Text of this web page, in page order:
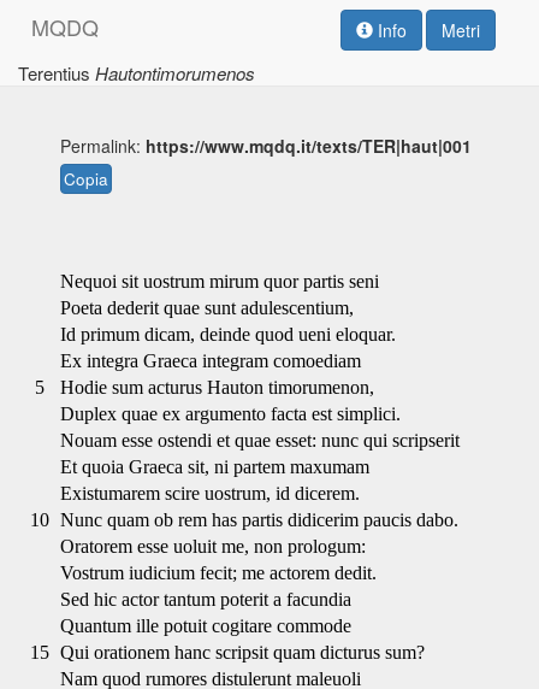
MQDQ Info Metri
Terentius Hautontimorumenos
Permalink: https://www.mqdq.it/texts/TER|haut|001
Copia
Nequoi sit uostrum mirum quor partis seni
Poeta dederit quae sunt adulescentium,
Id primum dicam, deinde quod ueni eloquar.
Ex integra Graeca integram comoediam
5
Hodie sum acturus Hauton timorumenon,
Duplex quae ex argumento facta est simplici.
Nouam esse ostendi et quae esset: nunc qui scripserit
Et quoia Graeca sit, ni partem maxumam
Existumarem scire uostrum, id dicerem.
10 Nunc quam ob rem has partis didicerim paucis dabo.
Oratorem esse uoluit me, non prologum:
Vostrum iudicium fecit; me actorem dedit.
Sed hic actor tantum poterit a facundia
Quantum ille potuit cogitare commode
15 Qui orationem hanc scripsit quam dicturus sum?
Nam quod rumores distulerunt maleuoli